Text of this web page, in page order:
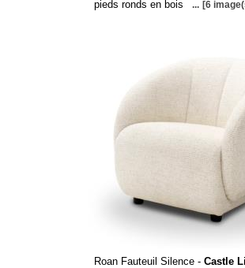
pieds ronds en bois
... [6
Roan Fauteuil Silence - Castle